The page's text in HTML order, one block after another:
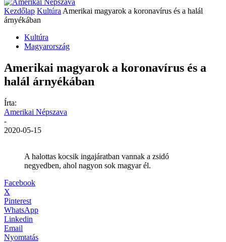
Kezdőlap Kultúra Amerikai magyarok a koronavírus és a halál
árnyékában
Kultúra
Magyarország
Amerikai magyarok a koronavírus és a
halál árnyékában
Írta:
Amerikai Népszava
-
2020-05-15
A halottas kocsik ingajáratban vannak a zsidó
negyedben, ahol nagyon sok magyar él.
Facebook
X
Pinterest
WhatsApp
Linkedin
Email
Nyomtatás